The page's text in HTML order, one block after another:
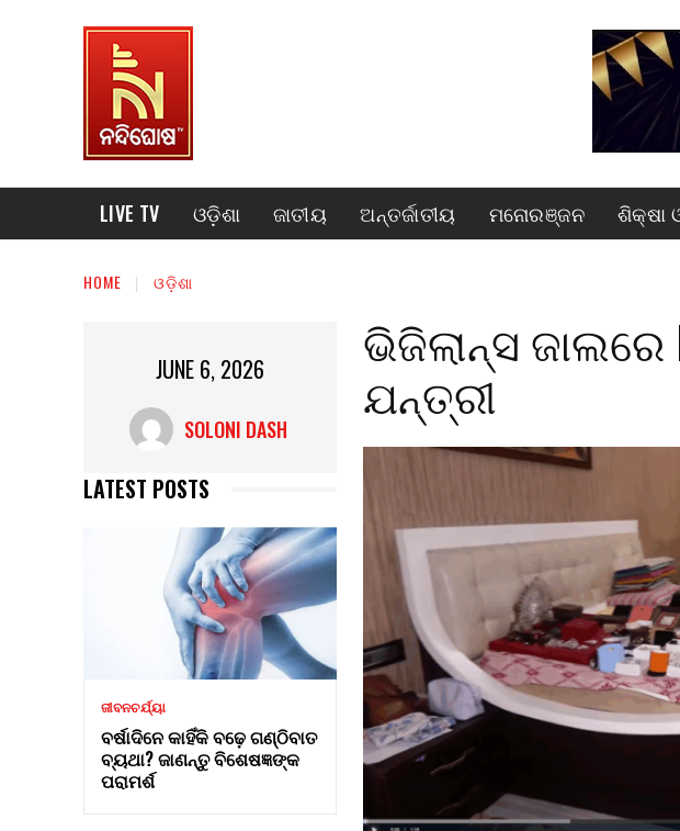
LIVE TV ଓଡ଼ିଶା ଜାତୀୟ ଅନ୍ତର୍ଜାତୀୟ ମନୋରଞ୍ଜନ ଶିକ୍ଷା
HOME ଓଡ଼ିଶା
JUNE 6, 2026
SOLONI DASH
LATEST POSTS
ଜୀବନଚର୍ଯ୍ୟା
ବର୍ଷାଦିନେ କାହିଁକି ବଢ଼େ ଗଣ୍ଠିବାତ
ବ୍ୟଥା? ଜାଣନ୍ତୁ ବିଶେଷଜ୍ଞଙ୍କ
ପରାମର୍ଶ
ଭିଜିଲାନ୍ସ ଜାଲରେ
ଯନ୍ତ୍ରୀ